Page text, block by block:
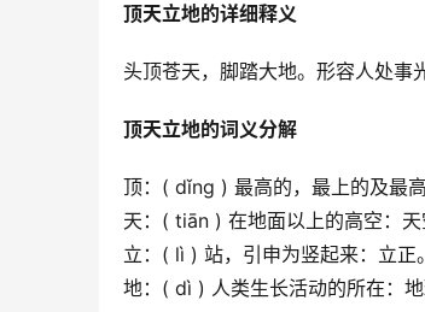
顶天立地的详细释义
头顶苍天，脚踏大地。形容人处事
顶天立地的词义分解
顶：( dǐng ) 最高的，最上的及最
天：( tiān ) 在地面以上的高空：天
立：( lì ) 站，引申为竖起来：立正
地：( dì ) 人类生长活动的所在：